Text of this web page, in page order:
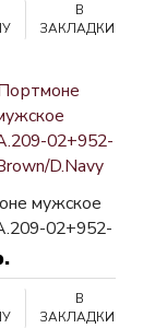
В
ЗАКЛАДКИ
мужское
02+952-
D.Navy
В
ЗАКЛАДКИ